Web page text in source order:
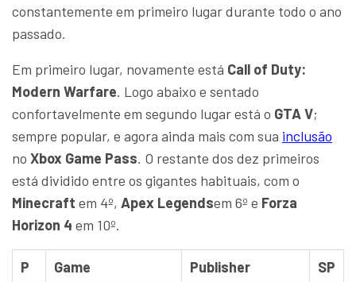
constantemente em primeiro lugar durante todo o ano
passado.
Em primeiro lugar, novamente está Call of Duty:
Modern Warfare. Logo abaixo e sentado
confortavelmente em segundo lugar está o GTA V;
sempre popular, e agora ainda mais com sua inclusão
no Xbox Game Pass. O restante dos dez primeiros
está dividido entre os gigantes habituais, com o
Minecraft em 4º, Apex Legendsem 6º e Forza
Horizon 4 em 10º.
P Game Publisher SP